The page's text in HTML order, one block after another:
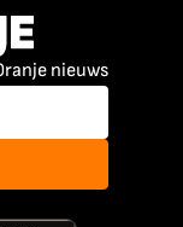
nieuws